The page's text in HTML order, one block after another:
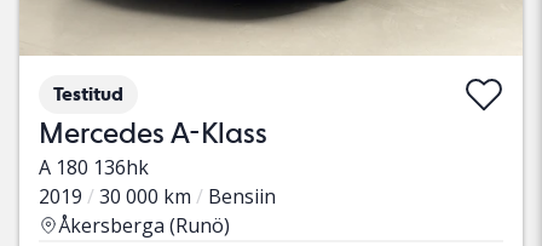
Testitud
Mercedes A-Klass
A 180 136hk
2019
30 000 km
Bensiin
Åkersberga (Runö)